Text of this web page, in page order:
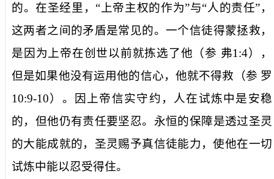
的。在圣经里，“上帝主权的作为”与“人的责任”，
这两者之间的矛盾是常见的。 一个信徒得蒙拯救，
是因为上帝在创世以前就拣选了他（参 弗1:4），
但是如果他没有运用他的信心，他就不得救 （参 罗
10:9-10）。因上帝信实守约 ， 人在试炼中是安稳
的， 但他仍有责任要坚忍。永恒的保障是透过圣灵
的大能成就的，圣灵赐予真信徒能力，使他在一切
试炼中能以忍受得住。